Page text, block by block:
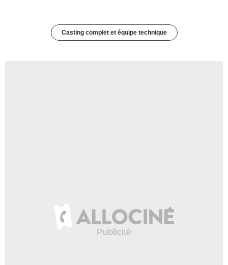
Casting complet et équipe technique